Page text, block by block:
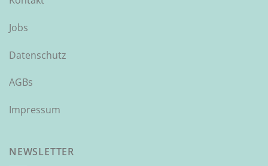
Jobs
Datenschutz
AGBs
Impressum
NEWSLETTER